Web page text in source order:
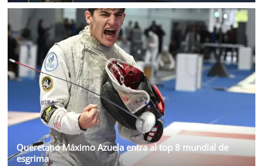
Queretano Máximo Azuela entra al top 8 mundial de
esgrima